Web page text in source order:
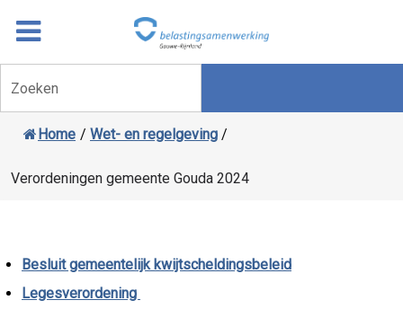
naar
inhoud
door
naar
navigatie
Zoeken
Home / Wet- en regelgeving /
Verordeningen gemeente Gouda 2024
Besluit gemeentelijk kwijtscheldingsbeleid
Legesverordening